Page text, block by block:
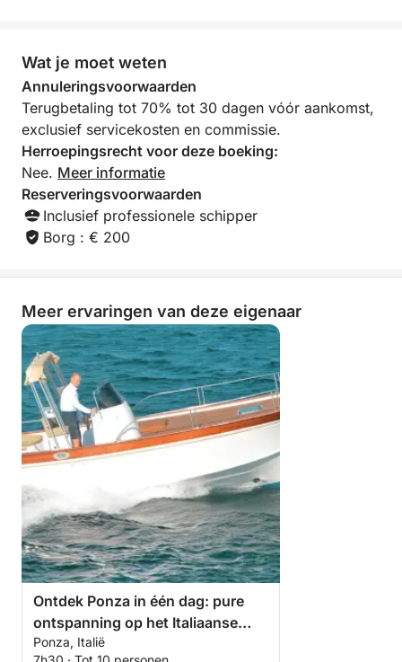
informatie.
Wat je moet weten
Annuleringsvoorwaarden
Terugbetaling tot 70% tot 30 dagen vóór aankomst,
exclusief servicekosten en commissie.
Herroepingsrecht voor deze boeking:
Nee. Meer informatie
Reserveringsvoorwaarden
Inclusief professionele schipper
Borg : € 200
Meer ervaringen van deze eigenaar
Ontdek Ponza in één dag: pure
ontspanning op het Italiaanse
blauw.
Ponza, Italië